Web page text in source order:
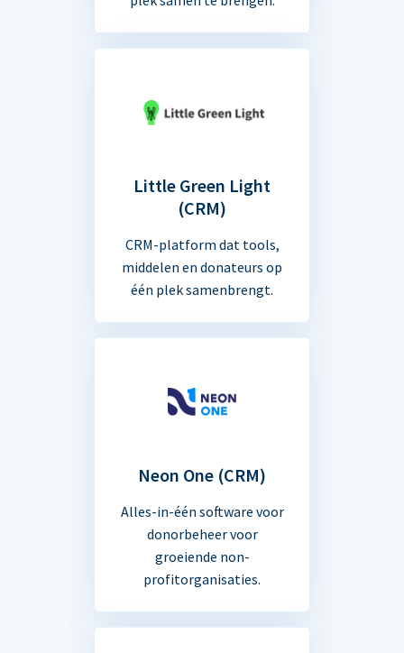
Little Green Light
(CRM)
CRM-platform dat tools,
middelen en donateurs op
één plek samenbrengt.
Neon One (CRM)
Alles-in-één software voor
donorbeheer voor
groeiende non-
profitorganisaties.